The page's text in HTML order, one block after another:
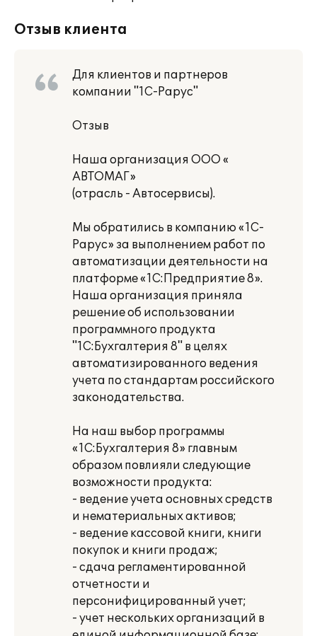
Отзыв клиента
Для клиентов и партнеров
компании "1С-Рарус"
Отзыв
Наша организация ООО «
АВТОМАГ»
(отрасль - Автосервисы).
Мы обратились в компанию «1С-
Рарус» за выполнением работ по
автоматизации деятельности на
платформе «1С:Предприятие 8».
Наша организация приняла
решение об использовании
программного продукта
"1С:Бухгалтерия 8" в целях
автоматизированного ведения
учета по стандартам российского
законодательства.
На наш выбор программы
«1С:Бухгалтерия 8» главным
образом повлияли следующие
возможности продукта:
- ведение учета основных средств
и нематериальных активов;
- ведение кассовой книги, книги
покупок и книги продаж;
- сдача регламентированной
отчетности и
персонифицированный учет;
- учет нескольких организаций в